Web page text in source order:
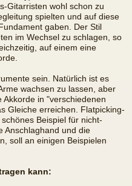
Gitarristen wohl schon zu
spielten und auf diese
gaben. Der Stil
im Wechsel zu schlagen, so
auf einem eine
sein. Natürlich ist es
wachsen zu lassen, aber
in "verschiedenen
Gleiche erreichen. Flatpicking-
Beispiel für nicht-
Anschlaghand und die
soll an einigen Beispielen
kann: